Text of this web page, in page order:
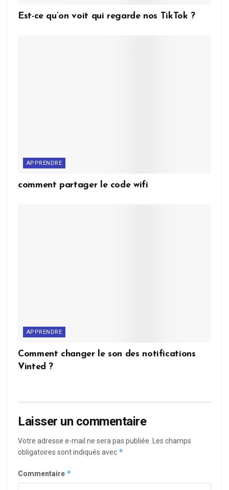
Est-ce qu’on voit qui regarde nos TikTok ?
APPRENDRE
comment partager le code wifi
APPRENDRE
Comment changer le son des notifications
Vinted ?
Laisser un commentaire
Votre adresse e-mail ne sera pas publiée. Les champs
obligatoires sont indiqués avec *
Commentaire *